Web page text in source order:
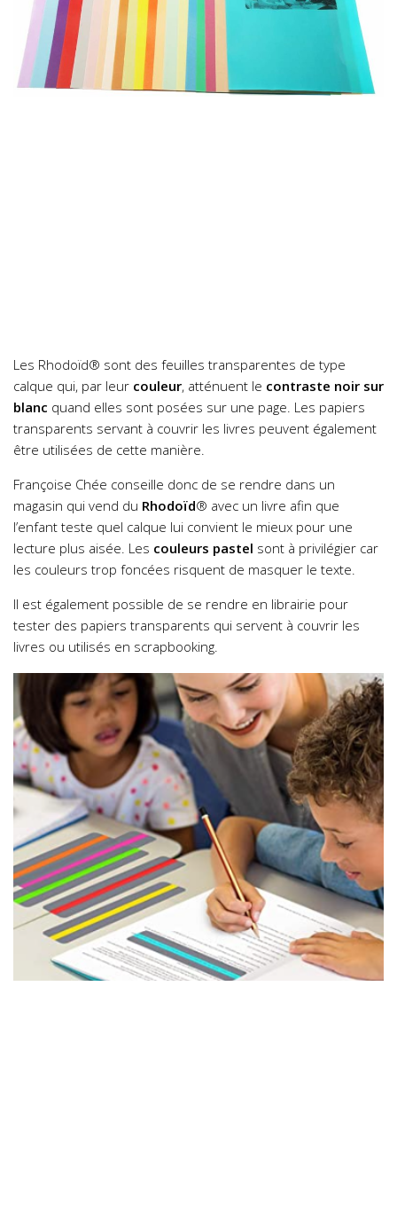
Les Rhodoïd® sont des feuilles transparentes de type
calque qui, par leur couleur, atténuent le contraste noir sur
blanc quand elles sont posées sur une page. Les papiers
transparents servant à couvrir les livres peuvent également
être utilisées de cette manière.
Françoise Chée conseille donc de se rendre dans un
magasin qui vend du Rhodoïd® avec un livre afin que
l’enfant teste quel calque lui convient le mieux pour une
lecture plus aisée. Les couleurs pastel sont à privilégier car
les couleurs trop foncées risquent de masquer le texte.
Il est également possible de se rendre en librairie pour
tester des papiers transparents qui servent à couvrir les
livres ou utilisés en scrapbooking.